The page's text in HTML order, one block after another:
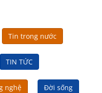
Tin trong nước
TIN TỨC
nghệ Đời sống